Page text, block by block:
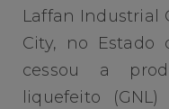
Laffan Industrial
City, no Estado
cessou a
liquefeito